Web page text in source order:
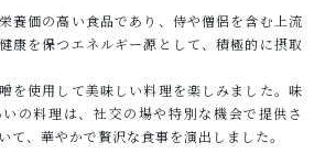
養価の高い食品であり、侍や僧侶を含む上流
康を保つエネルギー源として、積極的に摂取
を使用して美味しい料理を楽しみました。味
の料理は、社交の場や特別な機会で提供さ
て、華やかで贅沢な食事を演出しました。